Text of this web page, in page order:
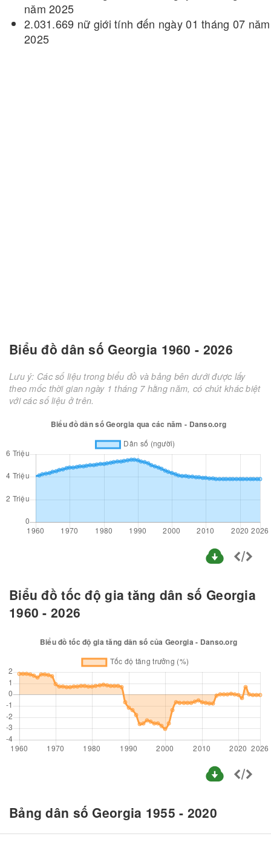
năm 2025
2.031.669 nữ giới tính đến ngày 01 tháng 07 năm
2025
Biểu đồ dân số Georgia 1960 - 2026
Lưu ý: Các số liệu trong biểu đồ và bảng bên dưới được lấy
theo mốc thời gian ngày 1 tháng 7 hằng năm, có chút khác biệt
với các số liệu ở trên.
Biểu đồ tốc độ gia tăng dân số Georgia
1960 - 2026
Bảng dân số Georgia 1955 - 2020